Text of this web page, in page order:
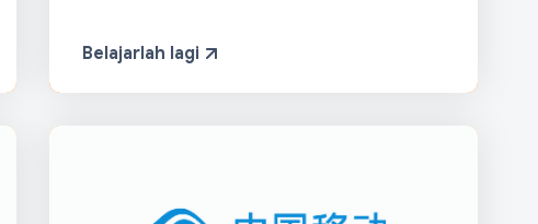
Belajarlah lagi